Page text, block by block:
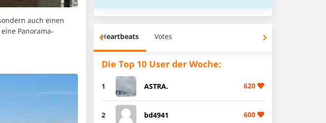
auch einen
Panorama-
Heartbeats Votes
Die Top 10 User der Woche:
1 ASTRA. 620
2 bd4941 600